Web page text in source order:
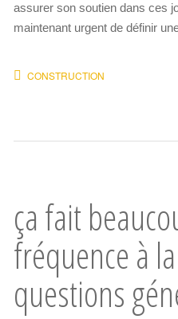
assurer son soutien dans ces
maintenant urgent de définir
CONSTRUCTION
ça fait
fréquence à
questions